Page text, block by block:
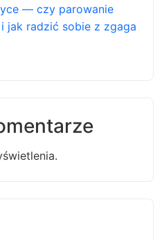
— czy parowanie
jak radzić sobie z zgaga